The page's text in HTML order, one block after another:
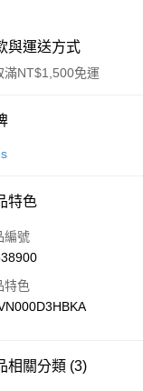
與運送方式
滿NT$1,500免運
方式
卡一次付款
合作金庫商業銀行
華南商業銀行
上海商業儲蓄銀行
國泰世華商業銀行
聯邦商業銀行
Pay
Pay
特色
編號
特色
相關分類 (3)